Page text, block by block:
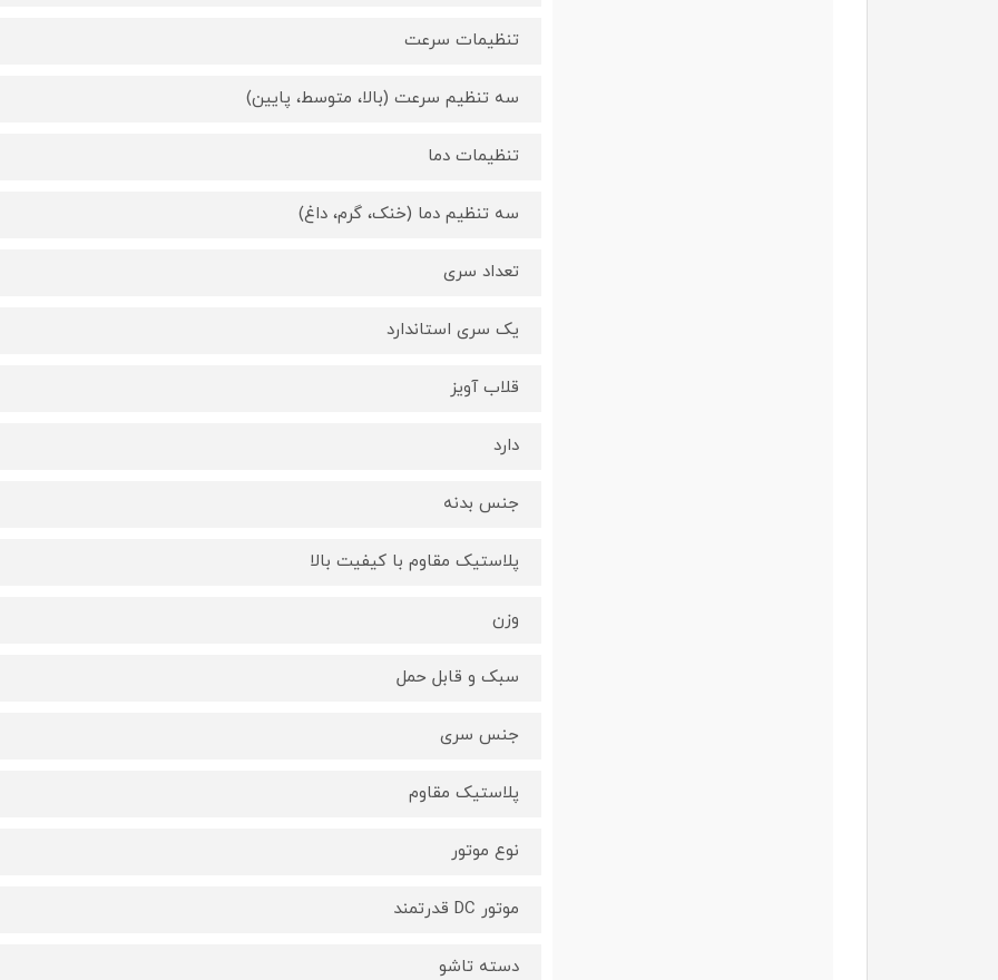
تنظیمات سرعت
سه تنظیم سرعت (بالا، متوسط، پایین)
تنظیمات دما
سه تنظیم دما (خنک، گرم، داغ)
تعداد سری
یک سری استاندارد
قلاب آویز
دارد
جنس بدنه
پلاستیک مقاوم با کیفیت بالا
وزن
سبک و قابل حمل
جنس سری
پلاستیک مقاوم
نوع موتور
موتور DC قدرتمند
دسته تاشو